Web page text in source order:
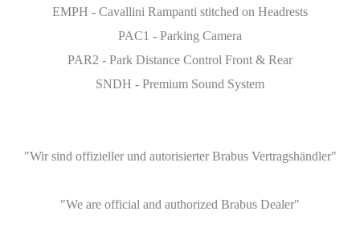
EMPH - Cavallini Rampanti stitched on Headrests
PAC1 - Parking Camera
PAR2 - Park Distance Control Front & Rear
SNDH - Premium Sound System
"Wir sind offizieller und autorisierter Brabus Vertragshändler"
"We are official and authorized Brabus Dealer"